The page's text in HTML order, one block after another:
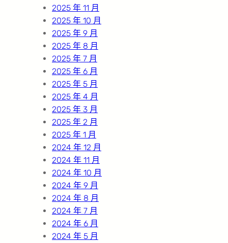
2025 年 11 月
2025 年 10 月
2025 年 9 月
2025 年 8 月
2025 年 7 月
2025 年 6 月
2025 年 5 月
2025 年 4 月
2025 年 3 月
2025 年 2 月
2025 年 1 月
2024 年 12 月
2024 年 11 月
2024 年 10 月
2024 年 9 月
2024 年 8 月
2024 年 7 月
2024 年 6 月
2024 年 5 月